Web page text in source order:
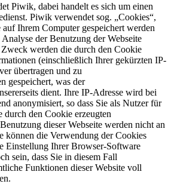
Piwik, dabei handelt es sich um einen
Piwik verwendet sog. „Cookies“,
Ihrem Computer gespeichert werden
der Benutzung der Webseite
werden die durch den Cookie
(einschließlich Ihrer gekürzten IP-
übertragen und zu
gespeichert, was der
dient. Ihre IP-Adresse wird bei
anony­mi­siert, so dass Sie als Nutzer für
den Cookie erzeugten
dieser Webseite werden nicht an
können die Verwendung der Cookies
Einstellung Ihrer Browser-Software
sein, dass Sie in diesem Fall
Funktionen dieser Website voll